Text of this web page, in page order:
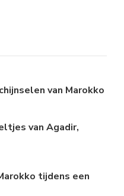
van Marokko
van Agadir,
tijdens een